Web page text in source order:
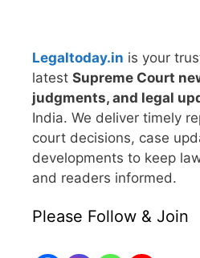
Legaltoday.in is your
latest Supreme Court
judgments, and legal
India. We deliver timely
court decisions, case
developments to keep
and readers informed.
Please Follow & Join